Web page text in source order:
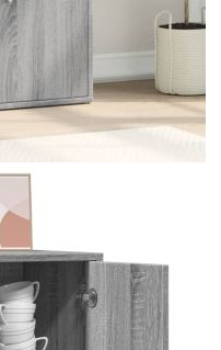
плащане по банков път
дърво
x 70 см (Ш x Д x В)
см, инженерно дърво